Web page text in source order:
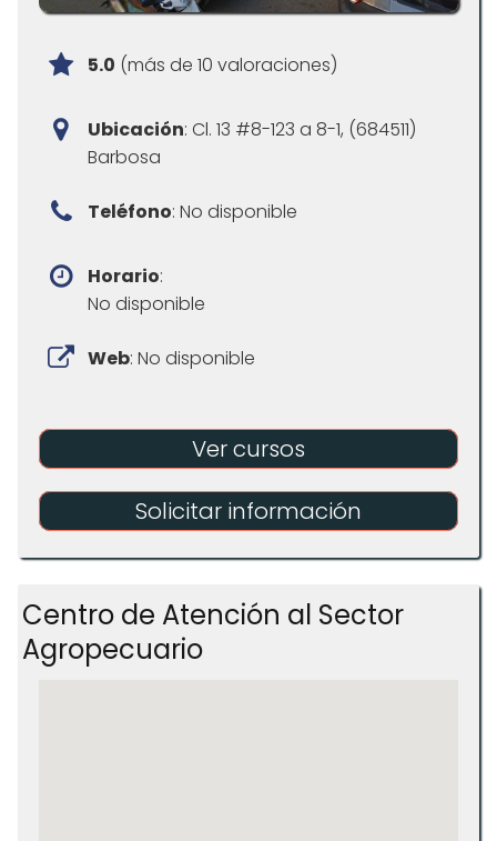
5.0 (más de 10 valoraciones)
Ubicación: Cl. 13 #8-123 a 8-1, (684511)
Barbosa
Teléfono: No disponible
Horario:
No disponible
Web: No disponible
Ver cursos
Solicitar información
Centro de Atención al Sector
Agropecuario